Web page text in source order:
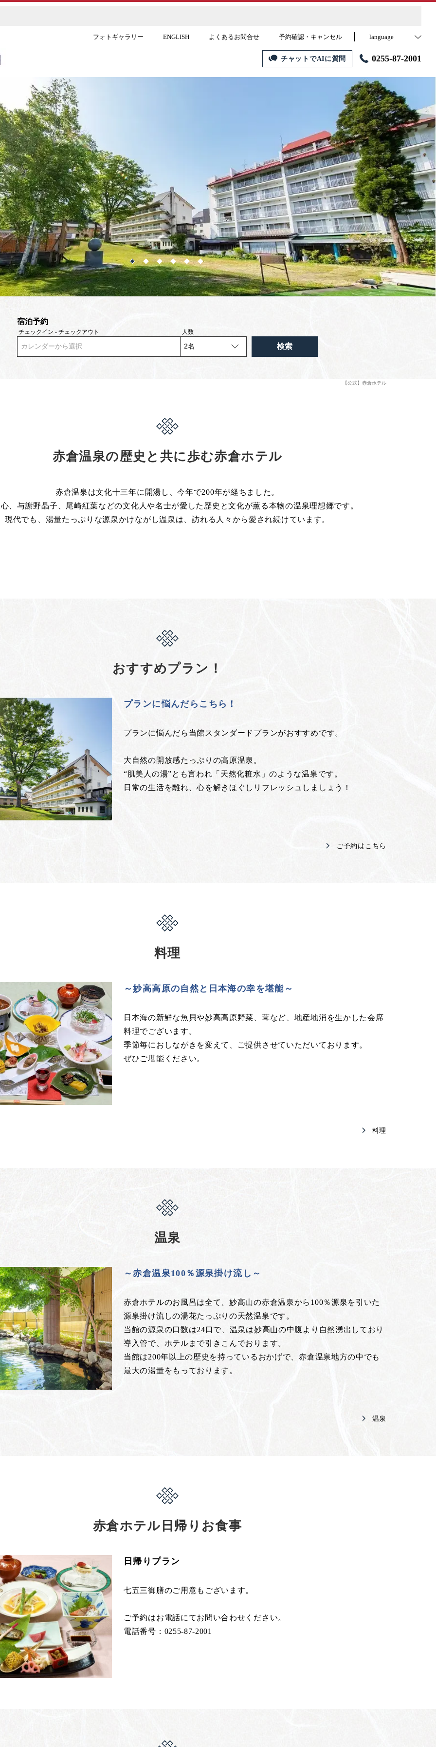
フォトギャラリー ENGLISH よくあるお問合せ 予約確認・キャンセル language
チャットでAIに質問 0255-87-2001
宿泊予約
チェックイン - チェックアウト
カレンダーから選択
人数
検索
【公式】赤倉ホテル
赤倉温泉の歴史と共に歩む赤倉ホテル
赤倉温泉は文化十三年に開湯し、今年で200年が経ちました。
、与謝野晶子、尾崎紅葉などの文化人や名士が愛した歴史と文化が薫る本物の温泉理想郷です。
現代でも、湯量たっぷりな源泉かけながし温泉は、訪れる人々から愛され続けています。
おすすめプラン！
プランに悩んだらこちら！
プランに悩んだら当館スタンダードプランがおすすめです。
大自然の開放感たっぷりの高原温泉。
“肌美人の湯”とも言われ「天然化粧水」のような温泉です。
日常の生活を離れ、心を解きほぐしリフレッシュしましょう！
ご予約はこちら
料理
～妙高高原の自然と日本海の幸を堪能～
日本海の新鮮な魚貝や妙高高原野菜、茸など、地産地消を生かした会席
料理でございます。
季節毎におしながきを変えて、ご提供させていただいております。
ぜひご堪能ください。
料理
温泉
～赤倉温泉100％源泉掛け流し～
赤倉ホテルのお風呂は全て、妙高山の赤倉温泉から100％源泉を引いた
源泉掛け流しの湯花たっぷりの天然温泉です。
当館の源泉の口数は24口で、温泉は妙高山の中腹より自然湧出しており
導入管で、ホテルまで引きこんでおります。
当館は200年以上の歴史を持っているおかげで、赤倉温泉地方の中でも
最大の湯量をもっております。
温泉
赤倉ホテル日帰りお食事
日帰りプラン
七五三御膳のご用意もございます。
ご予約はお電話にてお問い合わせください。
電話番号：0255-87-2001